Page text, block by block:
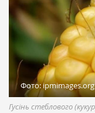
Фото: ipmimages.org
Гусінь стеблового